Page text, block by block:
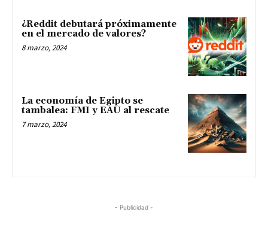
¿Reddit debutará próximamente
en el mercado de valores?
8 marzo, 2024
La economía de Egipto se
tambalea: FMI y EAU al rescate
7 marzo, 2024
- Publicidad -